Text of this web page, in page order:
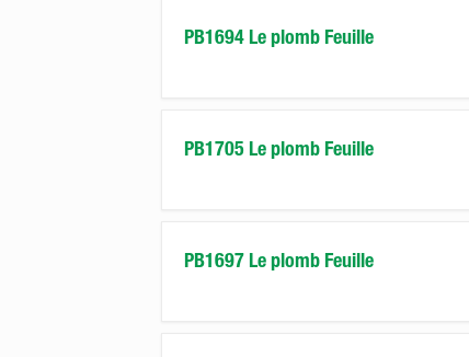
PB1694 Le plomb Feuille
PB1705 Le plomb Feuille
PB1697 Le plomb Feuille